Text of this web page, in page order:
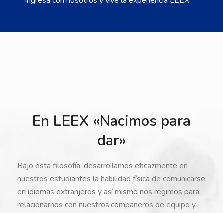
En LEEX «Nacimos para
dar»
Bajo esta filosofía, desarrollamos eficazmente en
nuestros estudiantes la habilidad física de comunicarse
en idiomas extranjeros y así mismo nos regimos para
relacionarnos con nuestros compañeros de equipo y